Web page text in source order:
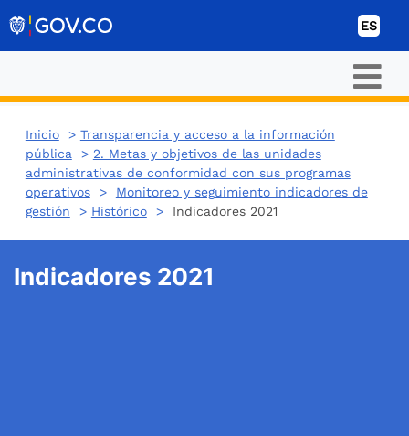
ES
Inicio> Transparencia y acceso a la información
pública > 2. Metas y objetivos de las unidades
administrativas de conformidad con sus programas
operativos> Monitoreo y seguimiento indicadores de
gestión > Histórico> Indicadores 2021
Indicadores 2021